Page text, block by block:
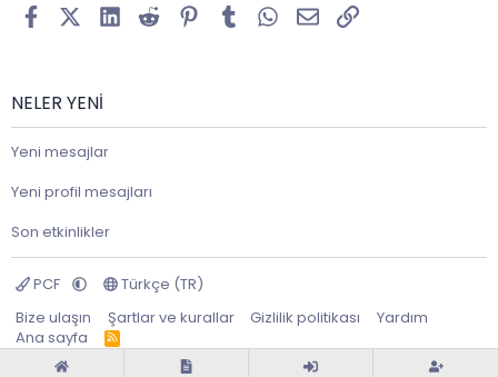
FacebookX (Twitter)
LinkedIn
Reddit Pinterest
Tumblr WhatsApp
E-posta
Link
NELER YENI
Yeni mesajlar
Yeni profil mesajları
Son etkinlikler
PCF
Türkçe (TR)
Bize ulaşın
Şartlar ve kurallar Gizlilik politikası
Yardım
Ana sayfa
R
S